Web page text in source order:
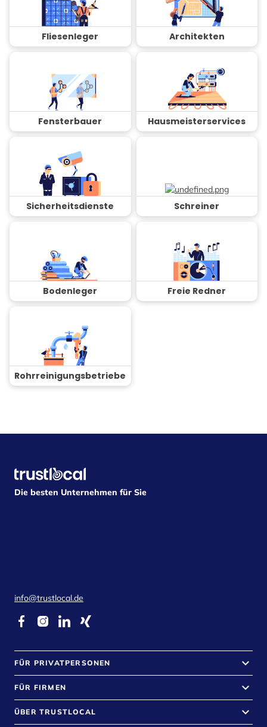
Fliesenleger Architekten
Fensterbauer Hausmeisterservices
Sicherheitsdienste Schreiner
Bodenleger Freie Redner
Rohrreinigungsbetriebe
Die besten Unternehmen für Sie
info@trustlocal.de
FÜR PRIVATPERSONEN keyboard_arrow_down
FÜR FIRMEN keyboard_arrow_down
ÜBER TRUSTLOCAL keyboard_arrow_down